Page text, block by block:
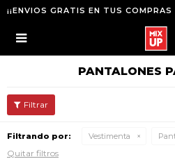
¡¡ENVIOS GRATIS EN TUS

PANTALONES
Filtrando por: Vestimenta
Quitar filtros